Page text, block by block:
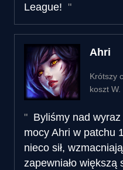
League!
Ahri
Krótszy
koszt W.
Byliśmy nad
mocy Ahri w patchu
nieco sił,
zapewniało większą